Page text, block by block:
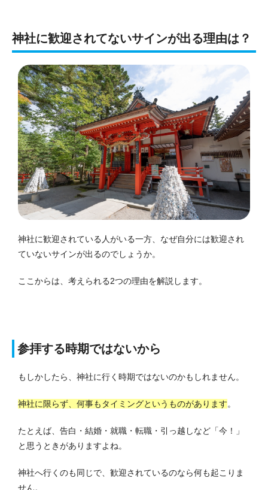
神社に歓迎されてないサインが出る理由は？
神社に歓迎されている人がいる一方、なぜ自分には歓迎され
ていないサインが出るのでしょうか。
ここからは、考えられる2つの理由を解説します。
参拝する時期ではないから
もしかしたら、神社に行く時期ではないのかもしれません。
神社に限らず、何事もタイミングというものがあります。
たとえば、告白・結婚・就職・転職・引っ越しなど「今！」
と思うときがありますよね。
神社へ行くのも同じで、歓迎されているのなら何も起こりま
せん。